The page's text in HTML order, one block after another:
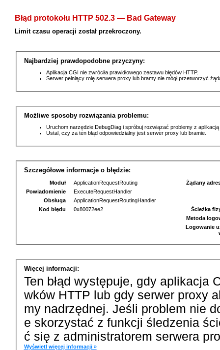
Błąd protokołu HTTP 502.3 — Bad Gateway
Limit czasu operacji został przekroczony.
Najbardziej prawdopodobne przyczyny:
Aplikacja CGI nie zwróciła prawidłowego zestawu błędów HTTP.
Serwer pełniący rolę serwera proxy lub bramy nie mógł przetworzyć
Możliwe sposoby rozwiązania problemu:
Uruchom narzędzie DebugDiag i spróbuj rozwiązać problemy z
Ustal, czy za ten błąd odpowiedzialny jest serwer proxy lub bramie.
Szczegółowe informacje o błędzie:
Moduł
ApplicationRequestRouting
Powiadomienie
ExecuteRequestHandler
Obsługa
ApplicationRequestRoutingHandler
Kod błędu
0x80072ee2
Żądany
Ścieżka
Metoda
Logowanie
Więcej informacji:
Ten błąd występuje, gdy aplikacja
wków HTTP lub gdy serwer proxy
my nadrzędnej. Jeśli problem nie
e skorzystać z funkcji śledzenia
ć się z administratorem serwera
Wyświetl więcej informacji »